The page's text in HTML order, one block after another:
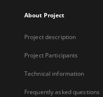
About Project
Project description
Project Participants
Technical information
Frequently asked questions